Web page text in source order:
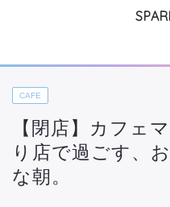
CAFE
【閉店】カフェ
り店で過ごす、
な朝。